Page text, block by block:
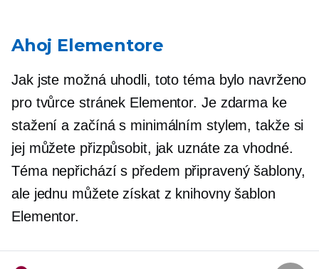
Ahoj Elementore
Jak jste možná uhodli, toto téma bylo navrženo
pro tvůrce stránek Elementor. Je zdarma ke
stažení a začíná s minimálním stylem, takže si
jej můžete přizpůsobit, jak uznáte za vhodné.
Téma nepřichází s předem připravenýšablony,
ale jednu můžete získat z knihovny šablon
Elementor.